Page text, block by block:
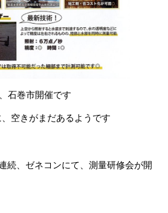
石巻市開催です
空きがまだあるようです
続、ゼネコンにて、測量研修会が開